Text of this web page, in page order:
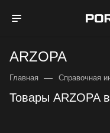
ARZOPA
Главная — Справочная
Товары ARZOPA